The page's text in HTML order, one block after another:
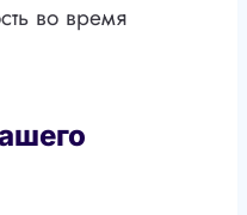
во время